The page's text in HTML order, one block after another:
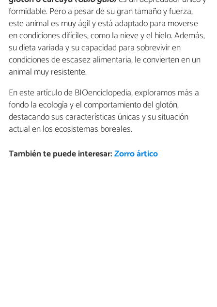
formidable. Pero a pesar de su gran tamaño y fuerza,
este animal es muy ágil y está adaptado para moverse
en condiciones difíciles, como la nieve y el hielo. Además,
su dieta variada y su capacidad para sobrevivir en
condiciones de escasez alimentaria, le convierten en un
animal muy resistente.
En este artículo de BIOenciclopedia, exploramos más a
fondo la ecología y el comportamiento del glotón,
destacando sus características únicas y su situación
actual en los ecosistemas boreales.
También te puede interesar:Zorro ártico